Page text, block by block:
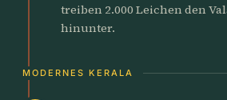
treiben 2.000 Leichen den
hinunter.
MODERNES KERALA